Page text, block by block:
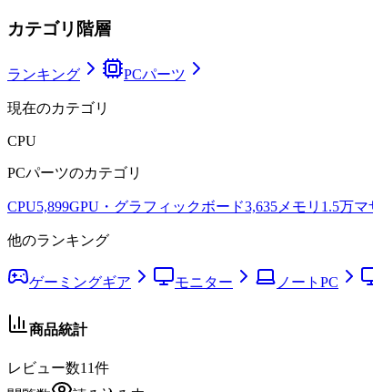
カテゴリ階層
ランキング PCパーツ
現在のカテゴリ
CPU
PCパーツのカテゴリ
CPU5,899GPU・グラフィックボード3,635メモリ 1.5万マ
他のランキング
ゲーミングギア モニター ノートPC
商品統計
レビュー数11件